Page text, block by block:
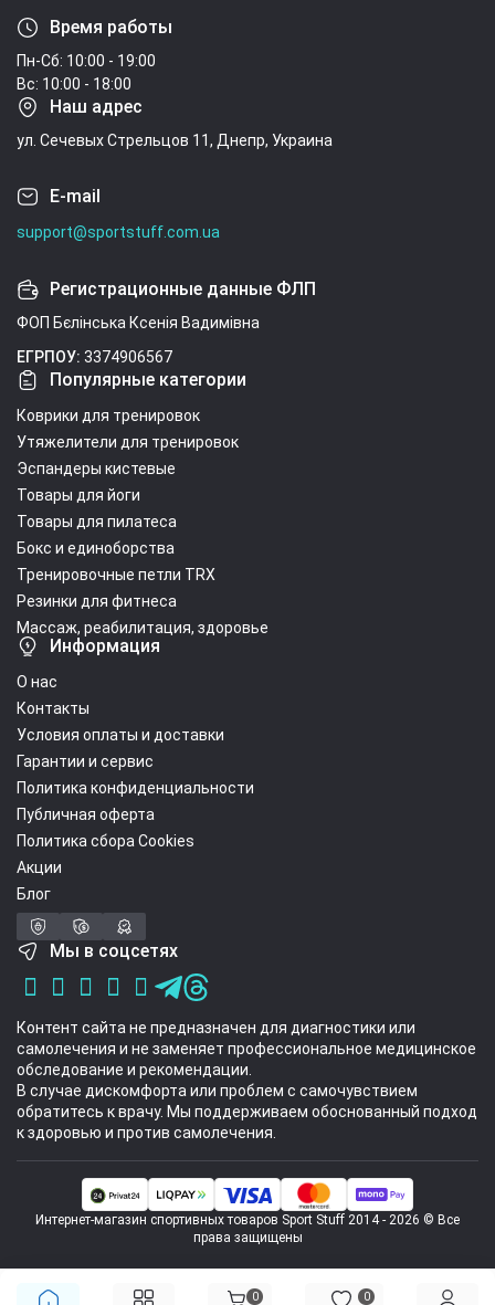
0 0
Время работы
Пн-Сб: 10:00 - 19:00
Вс: 10:00 - 18:00
Наш адрес
ул. Сечевых Стрельцов 11, Днепр, Украина
E-mail
support@sportstuff.com.ua
Регистрационные данные ФЛП
ФОП Бєлінська Ксенія Вадимівна
ЕГРПОУ: 3374906567
Популярные категории
Коврики для тренировок
Утяжелители для тренировок
Эспандеры кистевые
Товары для йоги
Товары для пилатеса
Бокс и единоборства
Тренировочные петли TRX
Резинки для фитнеса
Массаж, реабилитация, здоровье
Информация
О нас
Контакты
Условия оплаты и доставки
Гарантии и сервис
Политика конфиденциальности
Публичная оферта
Политика сбора Cookies
Акции
Блог
Мы в соцсетях
Контент сайта не предназначен для диагностики или
самолечения и не заменяет профессиональное медицинское
обследование и рекомендации.
В случае дискомфорта или проблем с самочувствием
обратитесь к врачу. Мы поддерживаем обоснованный подход
к здоровью и против самолечения.
Интернет-магазин спортивных товаров Sport Stuff 2014 - 2026 © Все
права защищены